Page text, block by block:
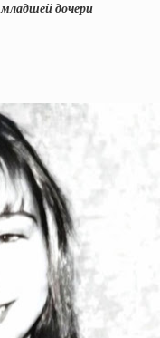
дочери